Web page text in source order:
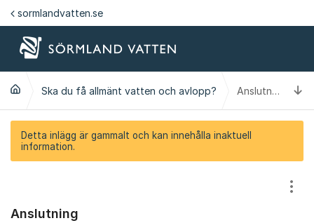
Hoppa till innehåll
sormlandvatten.se
Ska du få allmänt vatten och avlopp? Anslutning
Detta inlägg är gammalt och kan innehålla inaktuell
information.
Anslutning